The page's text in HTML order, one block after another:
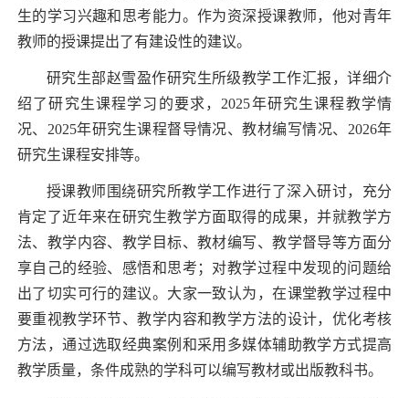
生的学习兴趣和思考能力。作为资深授课教师，他对青年
教师的授课提出了有建设性的建议。
研究生部赵雪盈作研究生所级教学工作汇报，详细介
绍了研究生课程学习的要求， 2025年研究生课程教学情
况、 2025年研究生课程督导情况、教材编写情况、 2026年
研究生课程安排等。
授课教师围绕研究所教学工作进行了深入研讨，充分
肯定了近年来在研究生教学方面取得的成果，并就教学方
法、教学内容、教学目标、教材编写、教学督导等方面分
享自己的经验、感悟和思考；对教学过程中发现的问题给
出了切实可行的建议。大家一致认为，在课堂教学过程中
要重视教学环节、教学内容和教学方法的设计，优化考核
方法，通过选取经典案例和采用多媒体辅助教学方式提高
教学质量，条件成熟的学科可以编写教材或出版教科书。